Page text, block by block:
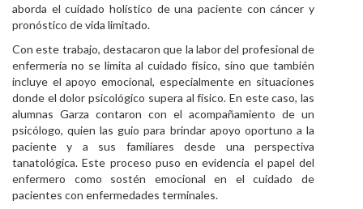
aborda el cuidado holístico de una paciente con cáncer y
pronóstico de vida limitado.
Con este trabajo, destacaron que la labor del profesional de
enfermería no se limita al cuidado físico, sino que también
incluye el apoyo emocional, especialmente en situaciones
donde el dolor psicológico supera al físico. En este caso, las
alumnas Garza contaron con el acompañamiento de un
psicólogo, quien las guio para brindar apoyo oportuno a la
paciente y a sus familiares desde una perspectiva
tanatológica. Este proceso puso en evidencia el papel del
enfermero como sostén emocional en el cuidado de
pacientes con enfermedades terminales.